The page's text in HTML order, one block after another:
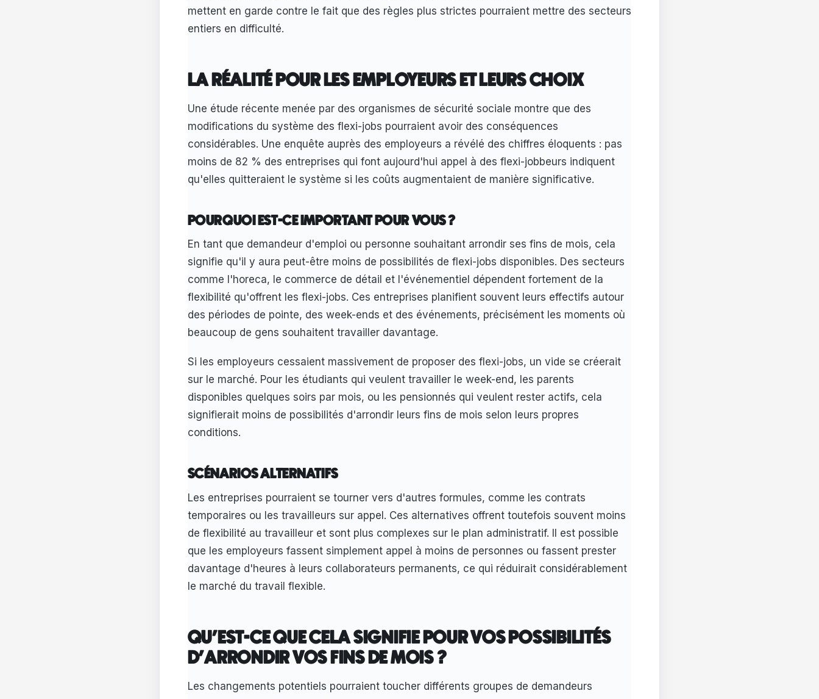
mettent en garde contre le fait que des règles plus strictes pourraient mettre des secteurs
entiers en difficulté.
LA RÉALITÉ POUR LES EMPLOYEURS ET LEURS CHOIX
Une étude récente menée par des organismes de sécurité sociale montre que des
modifications du système des flexi-jobs pourraient avoir des conséquences
considérables. Une enquête auprès des employeurs a révélé des chiffres éloquents : pas
moins de 82 % des entreprises qui font aujourd'hui appel à des flexi-jobbeurs indiquent
qu'elles quitteraient le système si les coûts augmentaient de manière significative.
POURQUOI EST-CE IMPORTANT POUR VOUS ?
En tant que demandeur d'emploi ou personne souhaitant arrondir ses fins de mois, cela
signifie qu'il y aura peut-être moins de possibilités de flexi-jobs disponibles. Des secteurs
comme l'horeca, le commerce de détail et l'événementiel dépendent fortement de la
flexibilité qu'offrent les flexi-jobs. Ces entreprises planifient souvent leurs effectifs autour
des périodes de pointe, des week-ends et des événements, précisément les moments où
beaucoup de gens souhaitent travailler davantage.
Si les employeurs cessaient massivement de proposer des flexi-jobs, un vide se créerait
sur le marché. Pour les étudiants qui veulent travailler le week-end, les parents
disponibles quelques soirs par mois, ou les pensionnés qui veulent rester actifs, cela
signifierait moins de possibilités d'arrondir leurs fins de mois selon leurs propres
conditions.
SCÉNARIOS ALTERNATIFS
Les entreprises pourraient se tourner vers d'autres formules, comme les contrats
temporaires ou les travailleurs sur appel. Ces alternatives offrent toutefois souvent moins
de flexibilité au travailleur et sont plus complexes sur le plan administratif. Il est possible
que les employeurs fassent simplement appel à moins de personnes ou fassent prester
davantage d'heures à leurs collaborateurs permanents, ce qui réduirait considérablement
le marché du travail flexible.
QU'EST-CE QUE CELA SIGNIFIE POUR VOS POSSIBILITÉS
D'ARRONDIR VOS FINS DE MOIS ?
Les changements potentiels pourraient toucher différents groupes de demandeurs